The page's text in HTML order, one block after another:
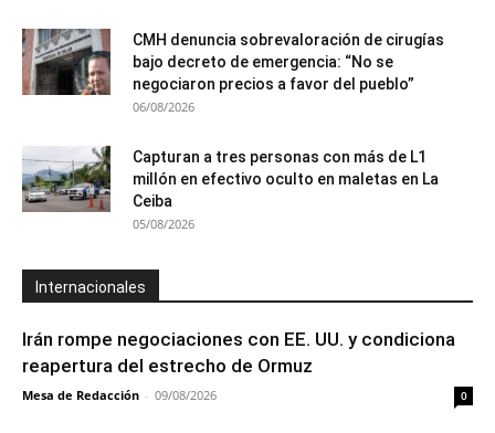
CMH denuncia sobrevaloración de cirugías
bajo decreto de emergencia: “No se
negociaron precios a favor del pueblo”
06/08/2026
Capturan a tres personas con más de L1
millón en efectivo oculto en maletas en La
Ceiba
05/08/2026
Internacionales
Irán rompe negociaciones con EE. UU. y condiciona
reapertura del estrecho de Ormuz
Mesa de Redacción - 09/08/2026 0